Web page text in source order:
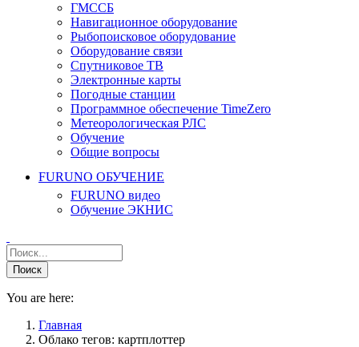
ГМССБ
Навигационное оборудование
Рыбопоисковое оборудование
Оборудование связи
Спутниковое ТВ
Электронные карты
Погодные станции
Программное обеспечение TimeZero
Метеорологическая РЛС
Обучение
Общие вопросы
FURUNO ОБУЧЕНИЕ
FURUNO видео
Обучение ЭКНИС
You are here:
Главная
Облако тегов: картплоттер